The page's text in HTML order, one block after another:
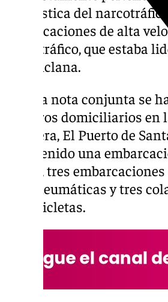
la logística del
embarcaciones de alta
narcotráfico, que estaba
en Chiclana.
En una nota conjunta se
registros domiciliarios en
Frontera, El Puerto de
intervenido una
motor, tres
para neumáticas y tres
motocicletas.